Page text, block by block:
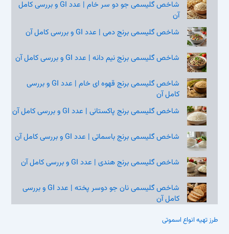
شاخص گلیسمی جو دو سر خام | عدد GI و بررسی کامل
آن
شاخص گلیسمی برنج دمی | عدد GI و بررسی کامل آن
شاخص گلیسمی برنج نیم‌ دانه | عدد GI و بررسی کامل آن
شاخص گلیسمی برنج قهوه‌ ای خام | عدد GI و بررسی
کامل آن
شاخص گلیسمی برنج پاکستانی | عدد GI و بررسی کامل آن
شاخص گلیسمی برنج باسماتی | عدد GI و بررسی کامل آن
شاخص گلیسمی برنج هندی | عدد GI و بررسی کامل آن
شاخص گلیسمی نان جو دوسر پخته | عدد GI و بررسی
کامل آن
طرز تهیه انواع اسموتی